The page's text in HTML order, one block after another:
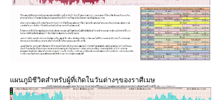
ผนภูมิชีวิตสำหรับผู้ที่เกิดในวันต่างๆของราศีเมษ